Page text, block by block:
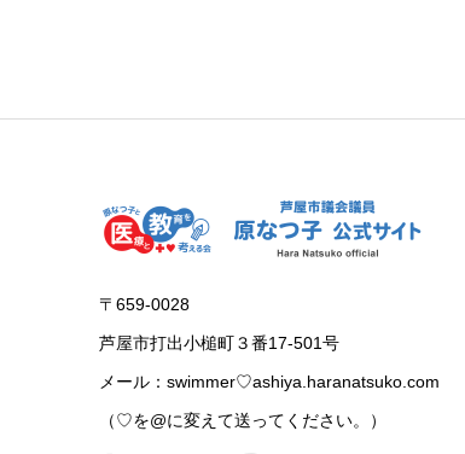
〒659-0028
芦屋市打出小槌町３番17-501号
メール：swimmer♡ashiya.haranatsuko.com
（♡を@に変えて送ってください。）